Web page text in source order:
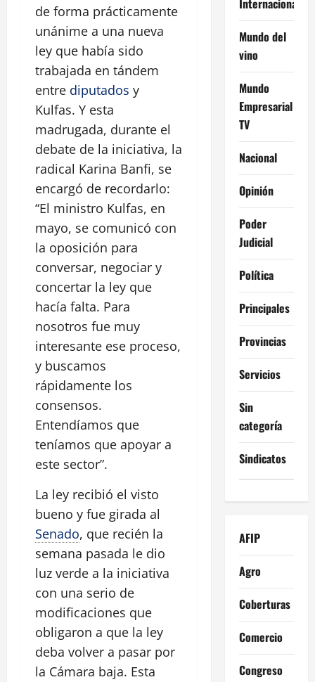
de forma prácticamente
unánime a una nueva
ley que había sido
trabajada en tándem
entre diputados y
Kulfas. Y esta
madrugada, durante el
debate de la iniciativa, la
radical Karina Banfi, se
encargó de recordarlo:
“El ministro Kulfas, en
mayo, se comunicó con
la oposición para
conversar, negociar y
concertar la ley que
hacía falta. Para
nosotros fue muy
interesante ese proceso,
y buscamos
rápidamente los
consensos.
Entendíamos que
teníamos que apoyar a
este sector”.
La ley recibió el visto
bueno y fue girada al
Senado, que recién la
semana pasada le dio
luz verde a la iniciativa
con una serio de
modificaciones que
obligaron a que la ley
deba volver a pasar por
la Cámara baja. Esta
Mundo del
vino
Mundo
Empresarial
TV
Nacional
Opinión
Poder
Judicial
Política
Principales
Provincias
Servicios
Sin
categoría
Sindicatos
AFIP
Agro
Coberturas
Comercio
Congreso